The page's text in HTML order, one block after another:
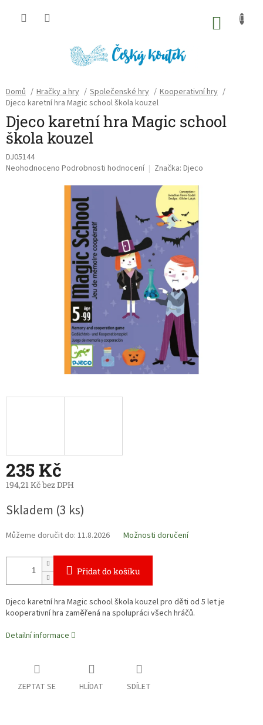
Domů / Hračky a hry / Společenské hry / Kooperativní hry /
Djeco karetní hra Magic school škola kouzel
Djeco karetní hra Magic school
škola kouzel
DJ05144
Průměrné
Neohodnoceno Podrobnosti hodnocení Značka: Djeco
235 Kč
194,21 Kč bez DPH
cena:
Skladem (3 ks)
Můžeme doručit do: 11.8.2026 Možnosti doručení
Přidat do košíku
Djeco karetní hra Magic school škola kouzel pro děti od 5 let je
kooperativní hra zaměřená na spolupráci všech hráčů.
Detailní informace
ZEPTAT SE HLÍDAT SDÍLET